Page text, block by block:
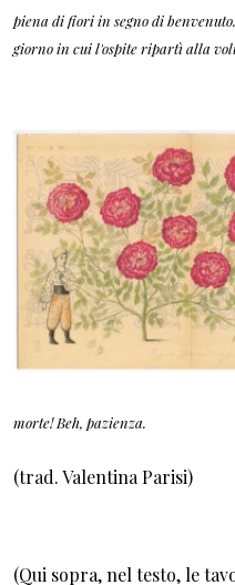
piena di fiori in segno di
giorno in cui l'ospite ripartì alla
morte! Beh, pazienza.
(trad. Valentina Parisi)
(Qui sopra, nel testo, le